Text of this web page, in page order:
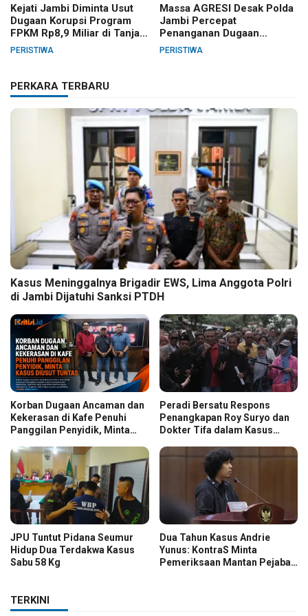
Kejati Jambi Diminta Usut
Dugaan Korupsi Program
FPKM Rp8,9 Miliar di Tanjab
Barat
PERISTIWA
Massa AGRESI Desak Polda
Jambi Percepat
Penanganan Dugaan
Pelanggaran Hak Cipta Buku
PERISTIWA
PERKARA TERBARU
Kasus Meninggalnya Brigadir EWS, Lima Anggota Polri
di Jambi Dijatuhi Sanksi PTDH
Korban Dugaan Ancaman dan
Kekerasan di Kafe Penuhi
Panggilan Penyidik, Minta
Peradi Bersatu Respons
Penangkapan Roy Suryo dan
Dokter Tifa dalam Kasus
JPU Tuntut Pidana Seumur
Hidup Dua Terdakwa Kasus
Sabu 58 Kg
Dua Tahun Kasus Andrie
Yunus: KontraS Minta
Pemeriksaan Mantan Pejabat
TERKINI